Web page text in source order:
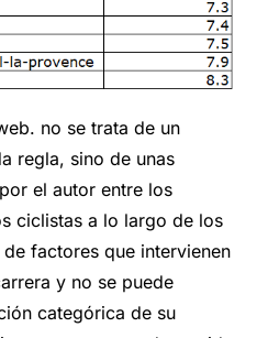
no se trata de un
regla, sino de unas
el autor entre los
ciclistas a lo largo de los
factores que intervienen
y no se puede
categórica de su